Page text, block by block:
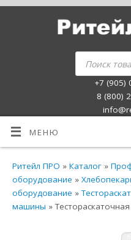
+7 (905)
8 (800)
МЕНЮ
Ритейл ПРО »Каталог »
оборудование »
оборудование »
машины »